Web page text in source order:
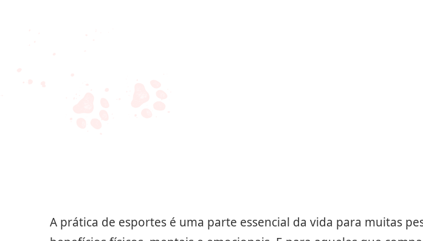
A prática de esportes é uma parte essencial da vida para muitas